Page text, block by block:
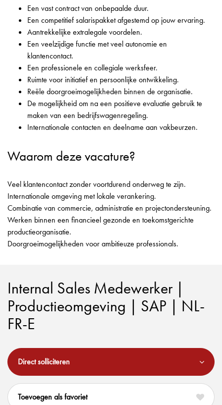
Een vast contract van onbepaalde duur.
Een competitief salarispakket afgestemd op jouw ervaring.
Aantrekkelijke extralegale voordelen.
Een veelzijdige functie met veel autonomie en
klantencontact.
Een professionele en collegiale werksfeer.
Ruimte voor initiatief en persoonlijke ontwikkeling.
Reële doorgroeimogelijkheden binnen de organisatie.
De mogelijkheid om na een positieve evaluatie gebruik te
maken van een bedrijfswagenregeling.
Internationale contacten en deelname aan vakbeurzen.
Waarom deze vacature?
Veel klantencontact zonder voortdurend onderweg te zijn.
Internationale omgeving met lokale verankering.
Combinatie van commercie, administratie en projectondersteuning.
Werken binnen een financieel gezonde en toekomstgerichte
productieorganisatie.
Doorgroeimogelijkheden voor ambitieuze professionals.
Internal Sales Medewerker |
Productieomgeving | SAP | NL-
FR-E
Direct solliciteren
favoriet